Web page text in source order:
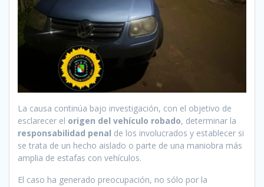
La causa continúa bajo investigación, con el objetivo de
esclarecer el origen del vehículo robado, determinar la
responsabilidad penal de los involucrados y establecer si
se trata de un hecho aislado o parte de una maniobra más
amplia de estafas con vehículos.
El caso ha generado preocupación, no sólo por la